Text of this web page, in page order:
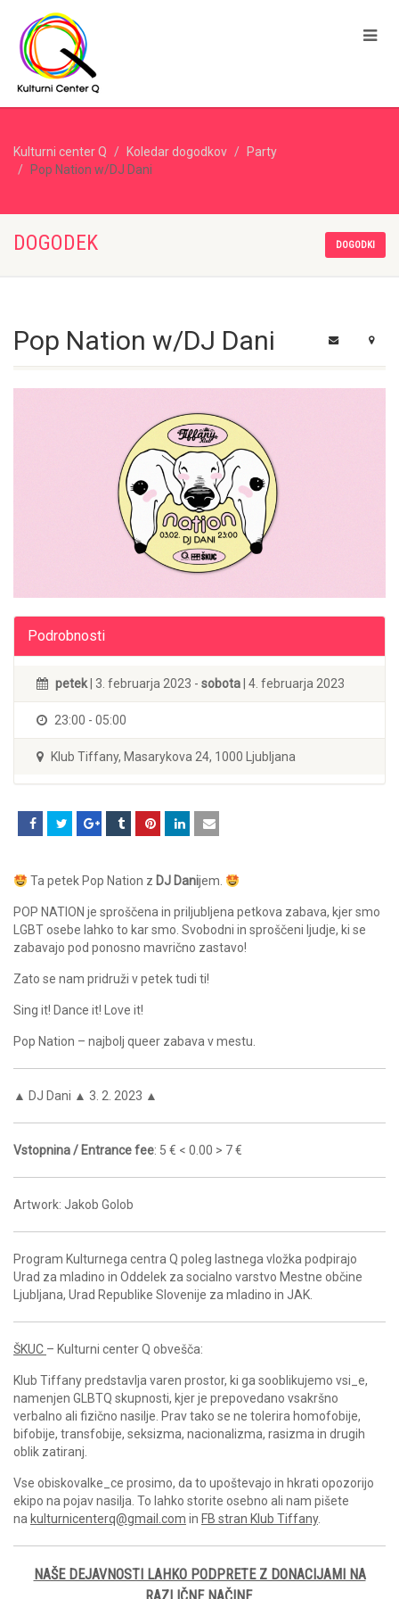
Kulturni center Q Koledar dogodkov
Party
Pop Nation w/DJ Dani
DOGODEK DOGODKI
Pop Nation w/DJ Dani
Podrobnosti
petek | 3. februarja 2023 - sobota | 4. februarja 2023
23:00 - 05:00
Klub Tiffany, Masarykova 24, 1000 Ljubljana
Ta petek Pop Nation z DJ Danijem.
POP NATION je sproščena in priljubljena petkova zabava, kjer smo
LGBT osebe lahko to kar smo. Svobodni in sproščeni ljudje, ki se
zabavajo pod ponosno mavrično zastavo!
Zato se nam pridruži v petek tudi ti!
Sing it! Dance it! Love it!
Pop Nation – najbolj queer zabava v mestu.
▲ DJ Dani ▲ 3. 2. 2023 ▲
Vstopnina / Entrance fee: 5 € < 0.00 > 7 €
Artwork: Jakob Golob
Program Kulturnega centra Q poleg lastnega vložka podpirajo
Urad za mladino in Oddelek za socialno varstvo Mestne občine
Ljubljana, Urad Republike Slovenije za mladino in JAK.
ŠKUC – Kulturni center Q obvešča:
Klub Tiffany predstavlja varen prostor, ki ga sooblikujemo vsi_e,
namenjen GLBTQ skupnosti, kjer je prepovedano vsakršno
verbalno ali fizično nasilje. Prav tako se ne tolerira homofobije,
bifobije, transfobije, seksizma, nacionalizma, rasizma in drugih
oblik zatiranj.
Vse obiskovalke_ce prosimo, da to upoštevajo in hkrati opozorijo
ekipo na pojav nasilja. To lahko storite osebno ali nam pišete
na kulturnicenterq@gmail.com in FB stran Klub Tiffany.
NAŠE DEJAVNOSTI LAHKO PODPRETE Z DONACIJAMI NA